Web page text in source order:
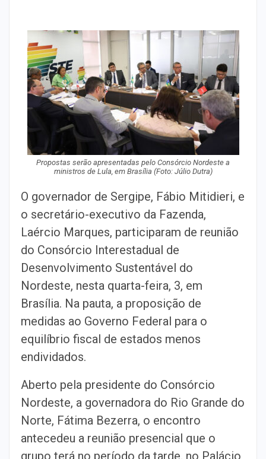
Propostas serão apresentadas pelo Consórcio Nordeste a
ministros de Lula, em Brasília (Foto: Júlio Dutra)
O governador de Sergipe, Fábio Mitidieri, e
o secretário-executivo da Fazenda,
Laércio Marques, participaram de reunião
do Consórcio Interestadual de
Desenvolvimento Sustentável do
Nordeste, nesta quarta-feira, 3, em
Brasília. Na pauta, a proposição de
medidas ao Governo Federal para o
equilíbrio fiscal de estados menos
endividados.
Aberto pela presidente do Consórcio
Nordeste, a governadora do Rio Grande do
Norte, Fátima Bezerra, o encontro
antecedeu a reunião presencial que o
grupo terá no período da tarde, no Palácio